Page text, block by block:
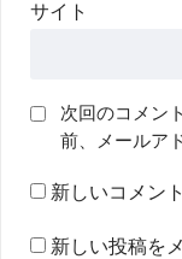
サイト
次回のコメン
前、メールア
新しいコメン
新しい投稿を